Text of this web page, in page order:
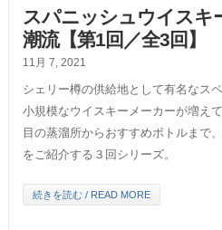
スパニッシュウイスキ
潮流【第1回／全3回】
11月 7, 2021
シェリー樽の供給地として有名なスペ
小規模なウイスキーメーカーが増え
目の蒸溜所からおすすめボトルまで
をご紹介する３回シリーズ。
続きを読む / READ MORE